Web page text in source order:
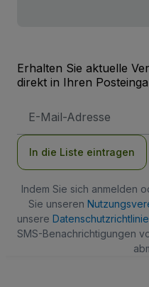
Erhalten Sie aktuelle
direkt in Ihren
Mail-
In die Liste eintragen
Indem Sie sich anmelden
Sie unseren
unsere Datenschutzrichtlinie
SMS-Benachrichtigungen